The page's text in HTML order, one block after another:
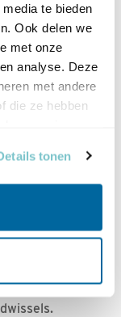
te bieden
Ook delen we
met onze
analyse. Deze
met andere
die ze hebben
tonen
372x
nog niet mee.
denkt te
het volgende
Frustrerend.